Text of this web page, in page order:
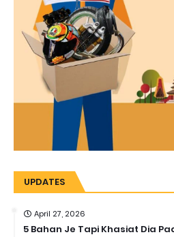
UPDATES
April 27, 2026
5 Bahan Je Tapi Khasiat Dia